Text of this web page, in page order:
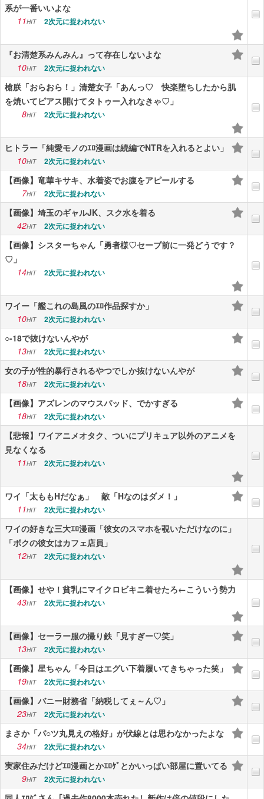
系が一番いいよな
11HIT 2次元に捉われない
『お清楚系みんみん』って存在しないよな
10HIT 2次元に捉われない
槍朕「おらおら！」清楚女子「あんっ♡ 快楽堕ちしたから肌
を焼いてピアス開けてタトゥー入れなきゃ♡」
8HIT 2次元に捉われない
ヒトラー「純愛モノのｴﾛ漫画は続編でNTRを入れるとよい」
10HIT 2次元に捉われない
【画像】竜華キサキ、水着姿でお腹をアピールする
7HIT 2次元に捉われない
【画像】埼玉のギャルJK、スク水を着る
42HIT 2次元に捉われない
【画像】シスターちゃん「勇者様♡セーブ前に一発どうです？
♡」
14HIT 2次元に捉われない
ワイー「艦これの島風のｴﾛ作品探すか」
10HIT 2次元に捉われない
○-18で抜けないんやが
13HIT 2次元に捉われない
女の子が性的暴行されるやつでしか抜けないんやが
18HIT 2次元に捉われない
【画像】アズレンのマウスパッド、でかすぎる
18HIT 2次元に捉われない
【悲報】ワイアニメオタク、ついにプリキュア以外のアニメを
見なくなる
11HIT 2次元に捉われない
ワイ「太ももHだなぁ」 敵「Hなのはダメ！」
11HIT 2次元に捉われない
ワイの好きな三大ｴﾛ漫画「彼女のスマホを覗いただけなのに」
「ボクの彼女はカフェ店員」
12HIT 2次元に捉われない
【画像】せや！貧乳にマイクロビキニ着せたろ←こういう勢力
43HIT 2次元に捉われない
【画像】セーラー服の撮り鉄「見すぎー♡笑」
13HIT 2次元に捉われない
【画像】星ちゃん「今日はエグい下着履いてきちゃった笑」
19HIT 2次元に捉われない
【画像】バニー財務省「納税してぇ～ん♡」
23HIT 2次元に捉われない
まさか「パ○ツ丸見えの格好」が伏線とは思わなかったよな
34HIT 2次元に捉われない
実家住みだけどｴﾛ漫画とかｴﾛｹﾞとかいっぱい部屋に置いてる
9HIT 2次元に捉われない